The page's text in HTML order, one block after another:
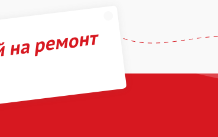
ремонт